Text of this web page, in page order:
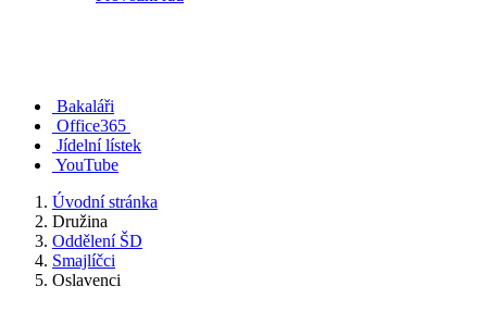
Bakaláři
Office365
Jídelní lístek
YouTube
Úvodní stránka
Družina
Oddělení ŠD
Smajlíčci
Oslavenci